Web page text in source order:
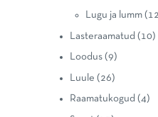
Lugu ja lumm
Lasteraamatud (10)
Loodus (9)
Luule (26)
Raamatukogud (4)